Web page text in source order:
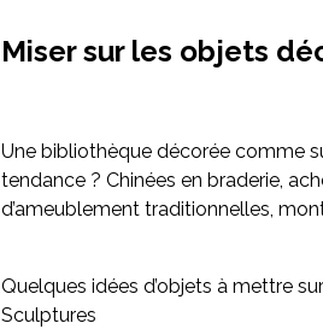
Miser sur les objets
Une bibliothèque décorée comme
tendance ? Chinées en braderie,
d’ameublement traditionnelles,
Quelques idées d’objets à mettre
Sculptures